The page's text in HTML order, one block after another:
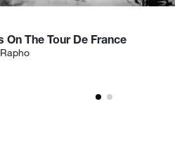
meiner Wunschliste hinzu
On The Tour De France